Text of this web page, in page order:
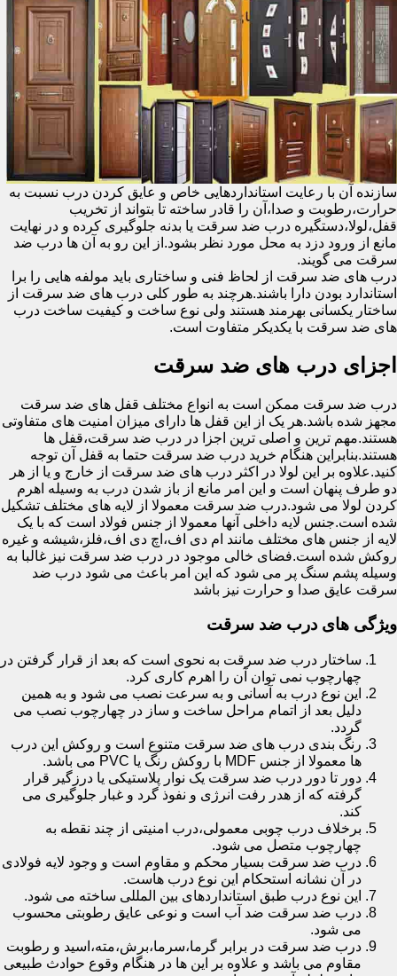
سازنده آن با رعایت استانداردهایی خاص و عایق کردن درب نسبت به
حرارت،رطوبت و صدا،آن را قادر ساخته تا بتواند از تخریب
قفل،لولا،دستگیره درب ضد سرقت یا بدنه جلوگیری کرده و در نهایت
مانع از ورود دزد به محل مورد نظر بشود.از این رو به آن ها درب ضد
سرقت می گویند.
درب های ضد سرقت از لحاظ فنی و ساختاری باید مولفه هایی را برا
استاندارد بودن دارا باشند.هرچند به طور کلی درب های ضد سرقت از
ساختار یکسانی بهرمند هستند ولی نوع ساخت و کیفیت ساخت درب
های ضد سرقت با یکدیکر متفاوت است.
اجزای درب های ضد سرقت
درب ضد سرقت ممکن است به انواع مختلف قفل های ضد سرقت
مجهز شده باشد.هر یک از این قفل ها دارای میزان امنیت های متفاوتی
هستند.مهم ترین و اصلی ترین اجزا در درب ضد سرقت،قفل ها
هستند.بنابراین هنگام خرید درب ضد سرقت حتما به قفل آن توجه
کنید.علاوه بر این لولا در اکثر درب های ضد سرقت از خارج و یا از هر
دو طرف پنهان است و این امر مانع از باز شدن درب به وسیله اهرم
کردن لولا می شود.درب ضد سرقت معمولا از لایه های مختلف تشکیل
شده است.جنس لایه داخلی آنها معمولا از جنس فولاد است که با یک
لایه از جنس های مختلف مانند ام دی اف،اچ دی اف،فلز،شیشه و غیره
روکش شده است.فضای خالی موجود در درب ضد سرقت نیز غالبا به
وسیله پشم سنگ پر می شود که این امر باعث می شود درب ضد
سرقت عایق صدا و حرارت نیز باشد
ویژگی های درب ضد سرقت
ساختار درب ضد سرقت به نحوی است که بعد از قرار گرفتن در
چهارچوب نمی توان آن را اهرم کاری کرد.
این نوع درب به آسانی و به سرعت نصب می شود و به همین
دلیل بعد از اتمام مراحل ساخت و ساز در چهارچوب نصب می
گردد.
رنگ بندی درب های ضد سرقت متنوع است و روکش این درب
ها معمولا از جنس MDF با روکش رنگ یا PVC می باشد.
دور تا دور درب ضد سرقت یک نوار پلاستیکی یا درزگیر قرار
گرفته که از هدر رفت انرژی و نفوذ گرد و غبار جلوگیری می
کند.
برخلاف درب چوبی معمولی،درب امنیتی از چند نقطه به
چهارچوب متصل می شود.
درب ضد سرقت بسیار محکم و مقاوم است و وجود لایه فولادی
در آن نشانه استحکام این نوع درب هاست.
این نوع درب طبق استانداردهای بین المللی ساخته می شود.
درب ضد سرقت ضد آب است و نوعی عایق رطوبتی محسوب
می شود.
درب ضد سرقت در برابر گرما،سرما،برش،مته،اسید و رطوبت
مقاوم می باشد و علاوه بر این ها در هنگام وقوع حوادث طبیعی